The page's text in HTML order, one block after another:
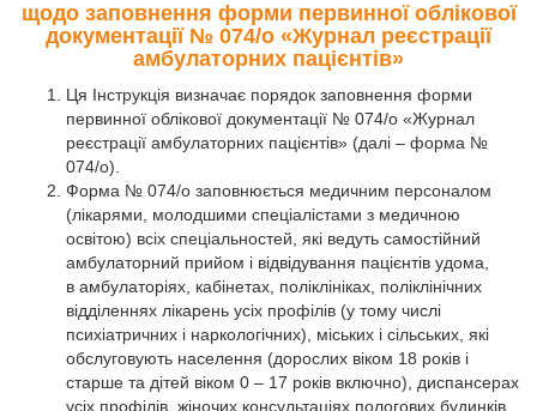
щодо заповнення форми первинної облікової
документації № 074/о «Журнал реєстрації
амбулаторних пацієнтів»
Ця Інструкція визначає порядок заповнення форми
первинної облікової документації № 074/о «Журнал
реєстрації амбулаторних пацієнтів» (далі – форма №
074/о).
Форма № 074/о заповнюється медичним персоналом
(лікарями, молодшими спеціалістами з медичною
освітою) всіх спеціальностей, які ведуть самостійний
амбулаторний прийом і відвідування пацієнтів удома,
в амбулаторіях, кабінетах, поліклініках, поліклінічних
відділеннях лікарень усіх профілів (у тому числі
психіатричних і наркологічних), міських і сільських, які
обслуговують населення (дорослих віком 18 років і
старше та дітей віком 0 – 17 років включно), диспансерах
усіх профілів, жіночих консультаціях пологових будинків